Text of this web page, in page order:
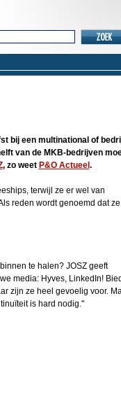
bij een multinational of
van de MKB-bedrijven
, zo weet P&O Actueel .
terwijl ze er wel van
reden wordt genoemd dat
te halen? JOSZ geeft
media: Hyves, LinkedIn! Bied
zijn ze heel gevoelig voor.
is hard nodig."